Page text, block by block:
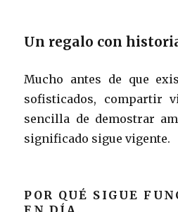
Un regalo con
Mucho antes de que
sofisticados, compartir
sencilla de demostrar
significado sigue vigente.
POR QUÉ SIGUE